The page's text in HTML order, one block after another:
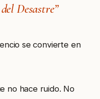
Desastre”
se convierte en
no hace ruido. No